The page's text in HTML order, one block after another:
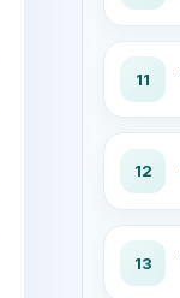
11
12
13